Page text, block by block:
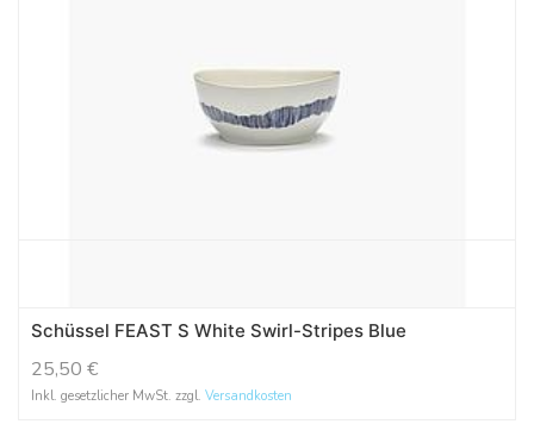
Schüssel FEAST S White Swirl-Stripes Blue
25,50 €
Inkl. gesetzlicher MwSt. zzgl. Versandkosten